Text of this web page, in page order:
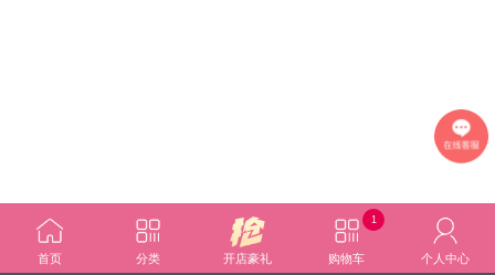
首页 分类 开店豪礼 购物车
1
个人中心